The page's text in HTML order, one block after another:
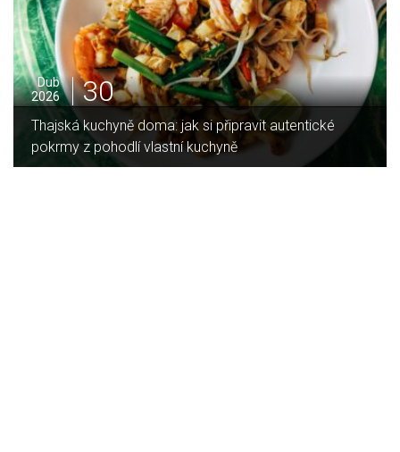
autentické
Led
2026
16
Jaký je rozdíl mezi indukční a
deskou?